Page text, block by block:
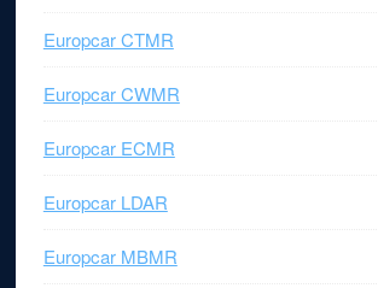
Europcar CTMR
Europcar CWMR
Europcar ECMR
Europcar LDAR
Europcar MBMR